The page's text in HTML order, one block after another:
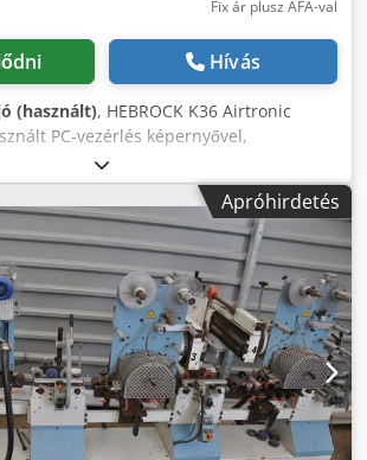
Fix ár plusz ÁFA-val
Hívás
(használt), HEBROCK K36 Airtronic
PC-vezérlés képernyővel,
kezelőpanel, programtároló, a
állítása, előtolás szállítólánccal,
tartó, motoros állítású bevezető
előmaró egység szinkron és ellenirányú
ragasztómedence, cserélhető
PUR ragasztó használatának lehetősége,
élmaró egység,
egység, pneumatikus maróegység
marószerszám, többfunkciós
a sugárlehúzó késhez,
késnél, síklehúzó kés, fúvóka a
váltómotorral,
Apróhirdetés